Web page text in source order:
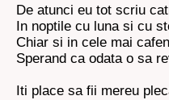
De atunci eu tot scriu
In noptile cu luna si cu
Chiar si in cele mai
Sperand ca odata o sa
Iti place sa fii mereu